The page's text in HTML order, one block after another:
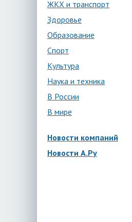
ЖКХ и транспорт
Здоровье
Образование
Спорт
Культура
Наука и техника
В России
В мире
Новости компаний
Новости А.Ру